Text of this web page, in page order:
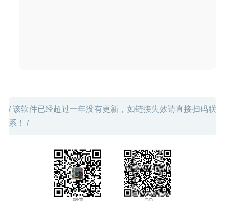
/ 该软件已经超过一年没有更新，如链接失效请直接扫码联
系！ /